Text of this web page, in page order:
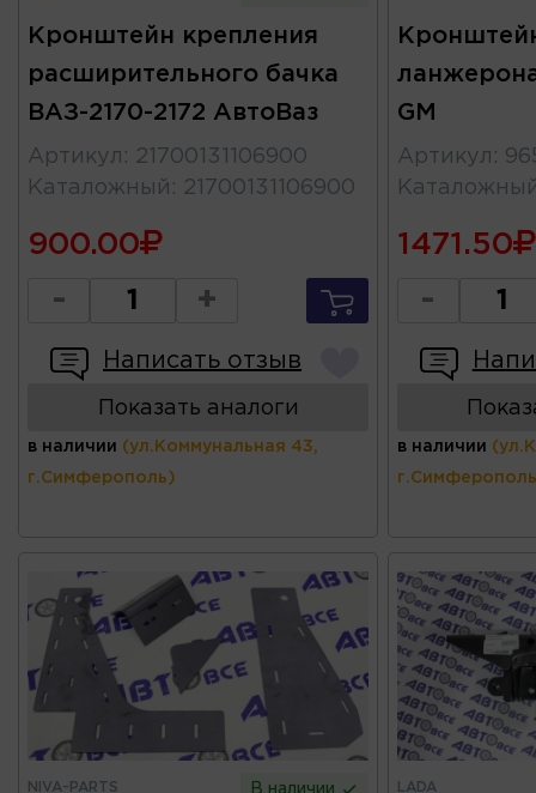
Кронштейн крепления
расширительного бачка
ВАЗ-2170-2172 АвтоВаз
Артикул : 21700131106900
Каталожный : 21700131106900
900.00
- +
Написать отзыв
Показать аналоги
в наличии (ул.Коммунальная 43,
г.Симферополь)
GM
Артикул :
1471.50
-
в наличии
NIVA-PARTS В наличии LADA